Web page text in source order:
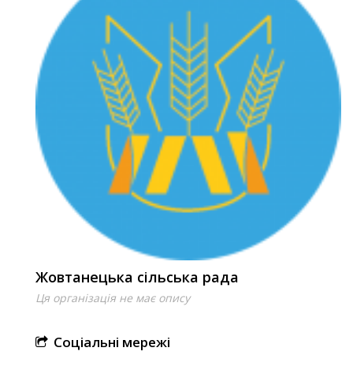
Жовтанецька сільська рада
Ця організація не має опису
Соціальні мережі